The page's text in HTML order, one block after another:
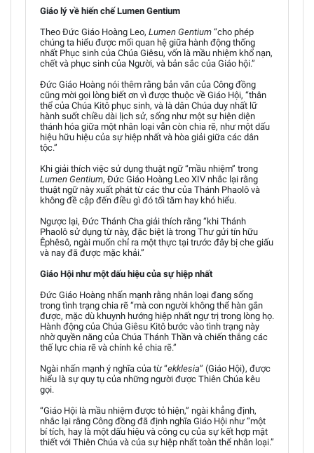
Giáo lý về hiến chế Lumen Gentium
Theo Đức Giáo Hoàng Leo, Lumen Gentium “cho phép
chúng ta hiểu được mối quan hệ giữa hành động thống
nhất Phục sinh của Chúa Giêsu, vốn là mầu nhiệm khổ nạn,
chết và phục sinh của Người, và bản sắc của Giáo hội.”
Đức Giáo Hoàng nói thêm rằng bản văn của Công đồng
cũng mời gọi lòng biết ơn vì được thuộc về Giáo Hội, “thân
thể của Chúa Kitô phục sinh, và là dân Chúa duy nhất lữ
hành suốt chiều dài lịch sử, sống như một sự hiện diện
thánh hóa giữa một nhân loại vẫn còn chia rẽ, như một dấu
hiệu hữu hiệu của sự hiệp nhất và hòa giải giữa các dân
tộc.”
Khi giải thích việc sử dụng thuật ngữ “mầu nhiệm” trong
Lumen Gentium, Đức Giáo Hoàng Leo XIV nhắc lại rằng
thuật ngữ này xuất phát từ các thư của Thánh Phaolô và
không đề cập đến điều gì đó tối tăm hay khó hiểu.
Ngược lại, Đức Thánh Cha giải thích rằng “khi Thánh
Phaolô sử dụng từ này, đặc biệt là trong Thư gửi tín hữu
Êphêsô, ngài muốn chỉ ra một thực tại trước đây bị che giấu
và nay đã được mặc khải.”
Giáo Hội như một dấu hiệu của sự hiệp nhất
Đức Giáo Hoàng nhấn mạnh rằng nhân loại đang sống
trong tình trạng chia rẽ “mà con người không thể hàn gắn
được, mặc dù khuynh hướng hiệp nhất ngự trị trong lòng họ.
Hành động của Chúa Giêsu Kitô bước vào tình trạng này
nhờ quyền năng của Chúa Thánh Thần và chiến thắng các
thế lực chia rẽ và chính kẻ chia rẽ.”
Ngài nhấn mạnh ý nghĩa của từ “ekklesia” (Giáo Hội), được
hiểu là sự quy tụ của những người được Thiên Chúa kêu
gọi.
“Giáo Hội là mầu nhiệm được tỏ hiện,” ngài khẳng định,
nhắc lại rằng Công đồng đã định nghĩa Giáo Hội như “một
bí tích, hay là một dấu hiệu và công cụ của sự kết hợp mật
thiết với Thiên Chúa và của sự hiệp nhất toàn thể nhân loại.”